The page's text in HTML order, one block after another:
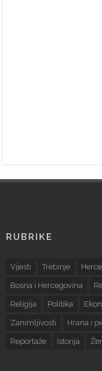
RUBRIKE
Vijesti Trebinje
Bosna i Hercegovina
Religija Politika
Zanimljivosti Hrana i
Reportaže Istorija